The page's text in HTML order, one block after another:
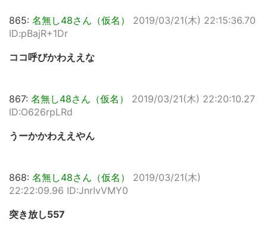
865: 名無し48さん（仮名）
2019/03/21(木) 22:15:36.70
ID:pBajR+1Dr
ココ呼びかわええな
867: 名無し48さん（仮名）
2019/03/21(木) 22:20:10.27
ID:O626rpLRd
うーかかわええやん
868: 名無し48さん（仮名）
2019/03/21(木)
22:22:09.96 ID:JnrIvVMY0
突き放し557